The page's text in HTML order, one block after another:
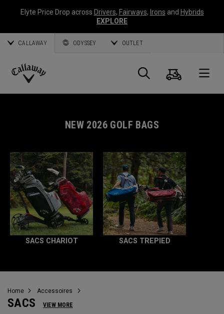
Elyte Price Drop across Drivers, Fairways, Irons and Hybrids
EXPLORE
CALLAWAY ODYSSEY OUTLET
Callaway
Panier
NEW 2026 GOLF BAGS
SACS CHARIOT SACS TREPIED
Home Accessoires
SACS VIEW MORE